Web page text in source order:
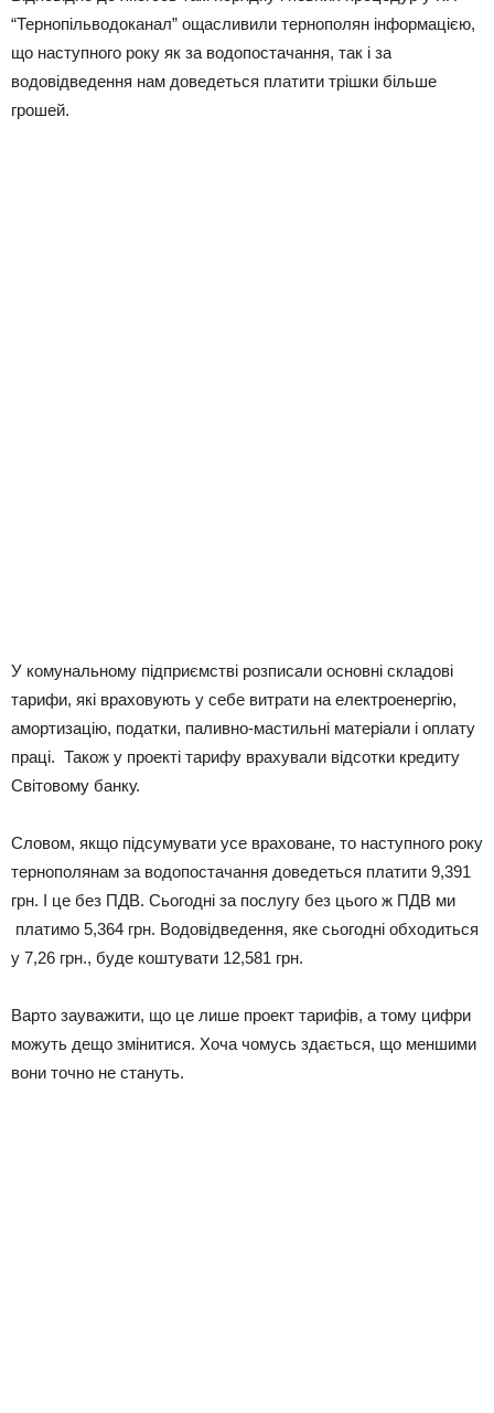
“Тернопільводоканал” ощасливили тернополян інформацією,
що наступного року як за водопостачання, так і за
водовідведення нам доведеться платити трішки більше
грошей.
У комунальному підприємстві розписали основні складові
тарифи, які враховують у себе витрати на електроенергію,
амортизацію, податки, паливно-мастильні матеріали і оплату
праці. Також у проекті тарифу врахували відсотки кредиту
Світовому банку.
Словом, якщо підсумувати усе враховане, то наступного року
тернополянам за водопостачання доведеться платити 9,391
грн. І це без ПДВ. Сьогодні за послугу без цього ж ПДВ ми
платимо 5,364 грн. Водовідведення, яке сьогодні обходиться
у 7,26 грн., буде коштувати 12,581 грн.
Варто зауважити, що це лише проект тарифів, а тому цифри
можуть дещо змінитися. Хоча чомусь здається, що меншими
вони точно не стануть.